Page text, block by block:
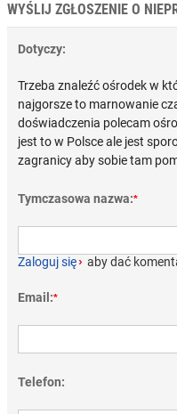
WYŚLIJ ZGŁOSZENIE O
Dotyczy:
Trzeba znaleźć ośrodek w
najgorsze to marnowanie
doświadczenia polecam
jest to w Polsce ale jest
zagranicy aby sobie tam
Tymczasowa nazwa:*
Zaloguj się› aby dać
Email:*
Telefon: